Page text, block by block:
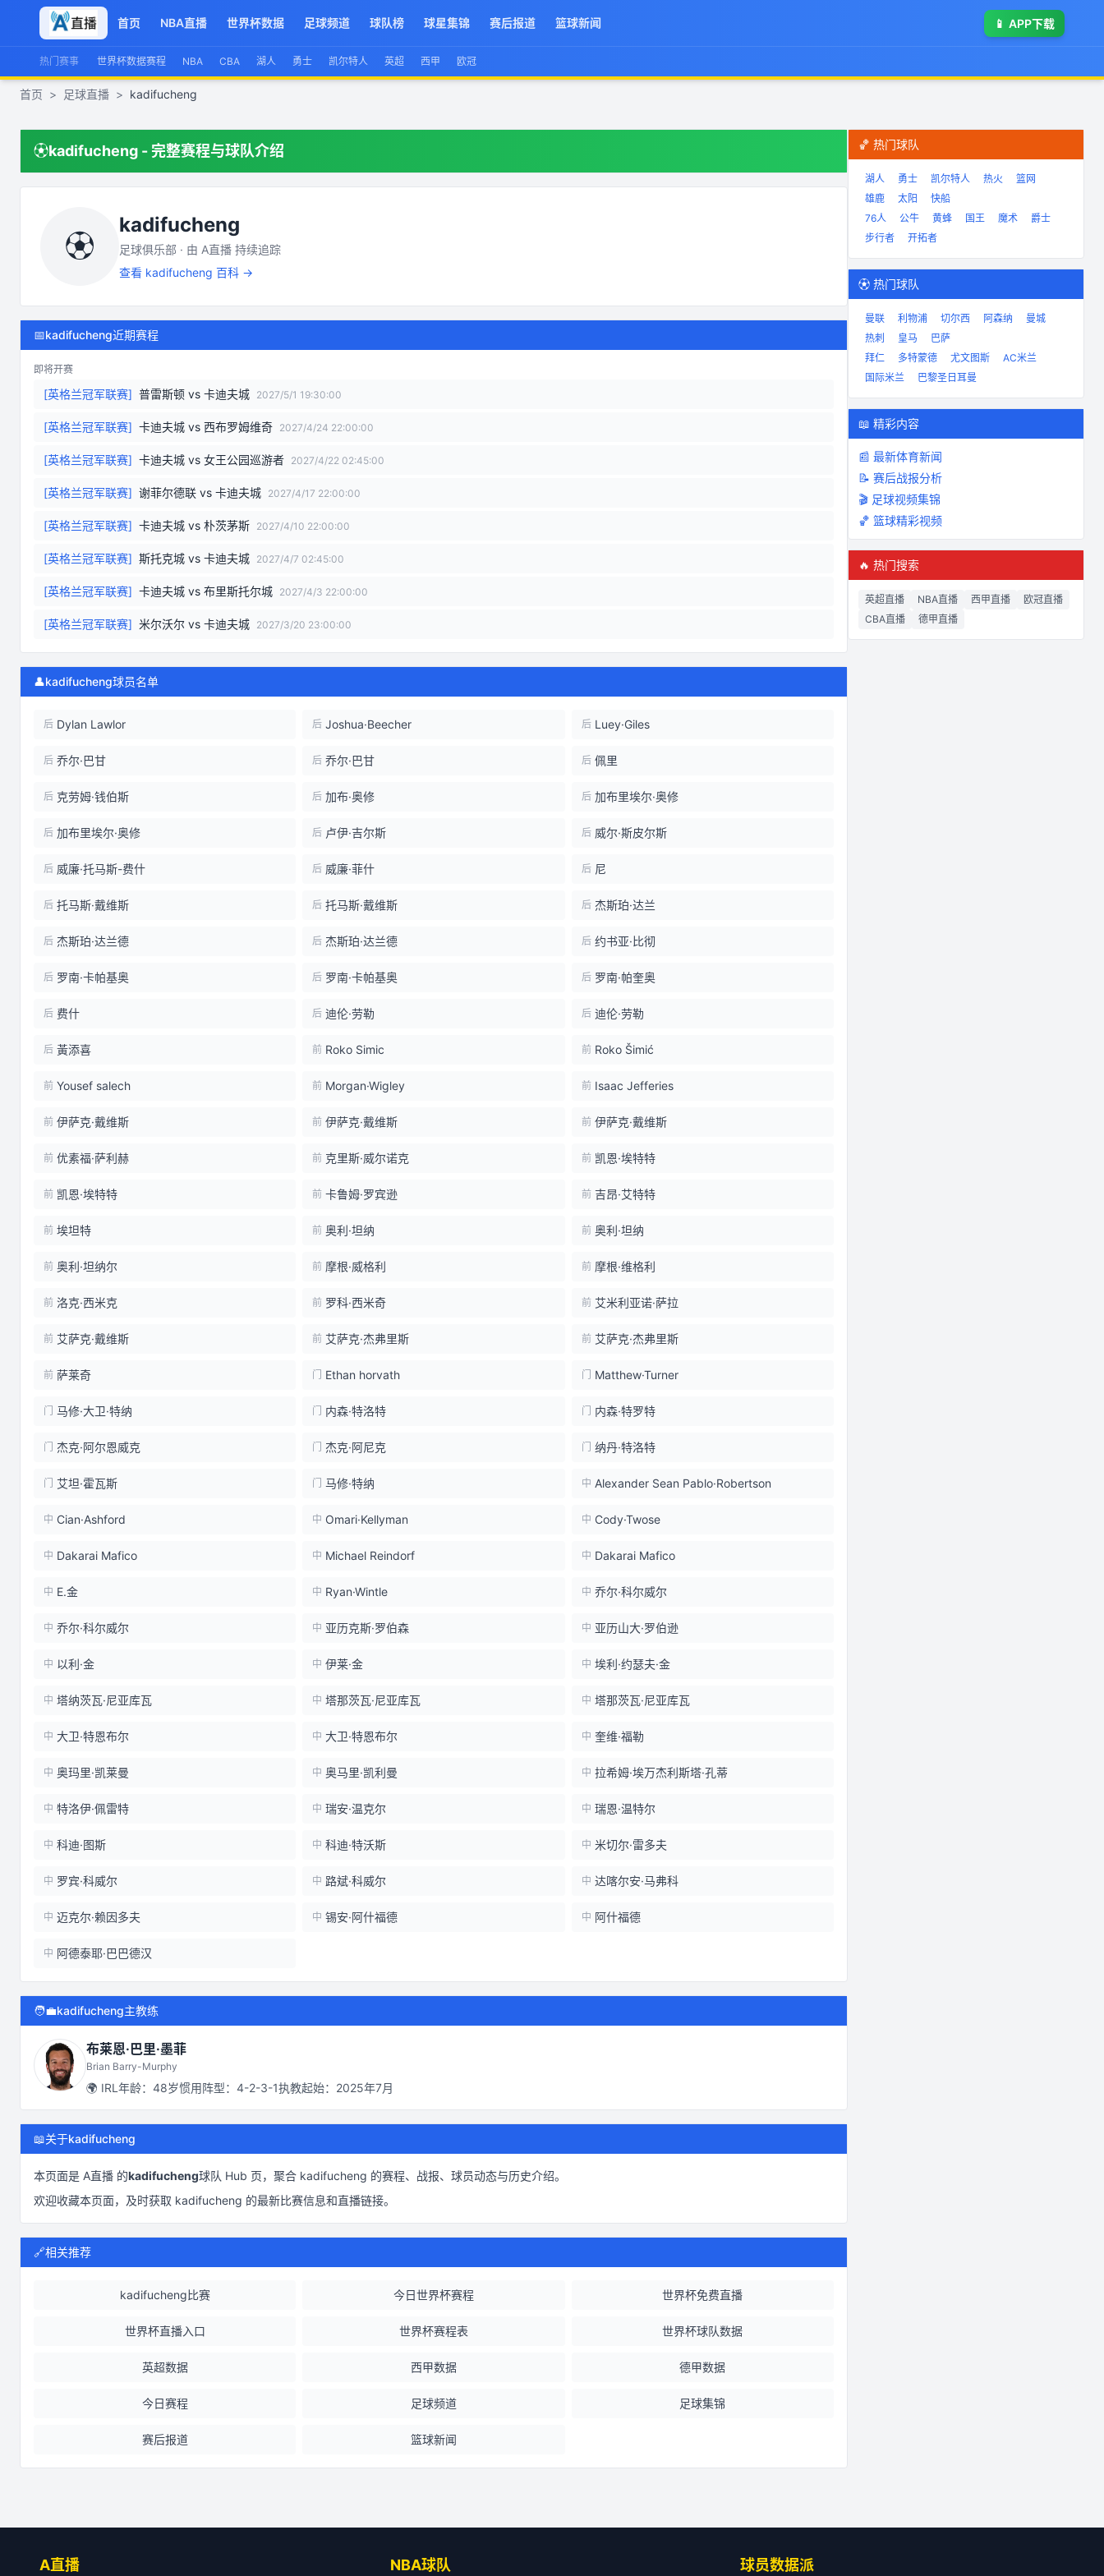
首页 NBA直播 世界杯数据 足球频道 球队榜 球星集锦 赛后报道 篮球新闻 📱 APP下载
热门赛事 世界杯数据赛程 NBA CBA 湖人 勇士 凯尔特人 英超 西甲 欧冠
首页 > 足球直播 > kadifucheng
⚽kadifucheng - 完整赛程与球队介绍
⚽
kadifucheng
足球俱乐部 · 由 A直播 持续追踪
查看 kadifucheng 百科 →
📅kadifucheng近期赛程
即将开赛
[英格兰冠军联赛] 普雷斯顿 vs 卡迪夫城 2027/5/1 19:30:00
[英格兰冠军联赛] 卡迪夫城 vs 西布罗姆维奇 2027/4/24 22:00:00
[英格兰冠军联赛] 卡迪夫城 vs 女王公园巡游者 2027/4/22 02:45:00
[英格兰冠军联赛] 谢菲尔德联 vs 卡迪夫城 2027/4/17 22:00:00
[英格兰冠军联赛] 卡迪夫城 vs 朴茨茅斯 2027/4/10 22:00:00
[英格兰冠军联赛] 斯托克城 vs 卡迪夫城 2027/4/7 02:45:00
[英格兰冠军联赛] 卡迪夫城 vs 布里斯托尔城 2027/4/3 22:00:00
[英格兰冠军联赛] 米尔沃尔 vs 卡迪夫城 2027/3/20 23:00:00
👤kadifucheng球员名单
后 Dylan Lawlor 后 Joshua·Beecher 后 Luey·Giles
后 乔尔·巴甘 后 乔尔·巴甘 后 佩里
后 克劳姆·钱伯斯 后 加布·奥修 后 加布里埃尔·奥修
后 加布里埃尔·奥修 后 卢伊·吉尔斯 后 威尔·斯皮尔斯
后 威廉·托马斯-费什 后 威廉·菲什 后 尼
后 托马斯·戴维斯 后 托马斯·戴维斯 后 杰斯珀·达兰
后 杰斯珀·达兰德 后 杰斯珀·达兰德 后 约书亚·比彻
后 罗南·卡帕基奥 后 罗南·卡帕基奥 后 罗南·帕奎奥
后 费什 后 迪伦·劳勒 后 迪伦·劳勒
后 黃添喜 前 Roko Simic 前 Roko Šimić
前 Yousef salech 前 Morgan·Wigley 前 Isaac Jefferies
前 伊萨克·戴维斯 前 伊萨克·戴维斯 前 伊萨克·戴维斯
前 优素福·萨利赫 前 克里斯·威尔诺克 前 凯恩·埃特特
前 凯恩·埃特特 前 卡鲁姆·罗宾逊 前 吉昂·艾特特
前 埃坦特 前 奥利·坦纳 前 奥利·坦纳
前 奥利·坦纳尔 前 摩根·威格利 前 摩根·维格利
前 洛克·西米克 前 罗科·西米奇 前 艾米利亚诺·萨拉
前 艾萨克·戴维斯 前 艾萨克·杰弗里斯 前 艾萨克·杰弗里斯
前 萨莱奇 门 Ethan horvath 门 Matthew·Turner
门 马修·大卫·特纳 门 内森·特洛特 门 内森·特罗特
门 杰克·阿尔恩威克 门 杰克·阿尼克 门 纳丹·特洛特
门 艾坦·霍瓦斯 门 马修·特纳 中 Alexander Sean Pablo·Robertson
中 Cian·Ashford 中 Omari·Kellyman 中 Cody·Twose
中 Dakarai Mafico 中 Michael Reindorf 中 Dakarai Mafico
中 E.金 中 Ryan·Wintle 中 乔尔·科尔威尔
中 乔尔·科尔威尔 中 亚历克斯·罗伯森 中 亚历山大·罗伯逊
中 以利·金 中 伊莱·金 中 埃利·约瑟夫·金
中 塔纳茨瓦·尼亚库瓦 中 塔那茨瓦·尼亚库瓦 中 塔那茨瓦·尼亚库瓦
中 大卫·特恩布尔 中 大卫·特恩布尔 中 奎维·福勒
中 奥玛里·凯莱曼 中 奥马里·凯利曼 中 拉希姆·埃万杰利斯塔·孔蒂
中 特洛伊·佩雷特 中 瑞安·温克尔 中 瑞恩·温特尔
中 科迪·图斯 中 科迪·特沃斯 中 米切尔·雷多夫
中 罗宾·科威尔 中 路斌·科威尔 中 达喀尔安·马弗科
中 迈克尔·赖因多夫 中 锡安·阿什福德 中 阿什福德
中 阿德泰耶·巴巴德汉
🧑‍💼kadifucheng主教练
布莱恩·巴里·墨菲
Brian Barry-Murphy
🌍 IRL 年龄： 48岁惯用阵型： 4-2-3-1执教起始： 2025年7月
📖关于kadifucheng
本页面是 A直播 的kadifucheng球队 Hub 页，聚合 kadifucheng 的赛程、战报、球员动态与历史介绍。
欢迎收藏本页面，及时获取 kadifucheng 的最新比赛信息和直播链接。
🔗相关推荐
kadifucheng比赛 今日世界杯赛程 世界杯免费直播
世界杯直播入口 世界杯赛程表 世界杯球队数据
英超数据 西甲数据 德甲数据
今日赛程 足球频道 足球集锦
赛后报道 篮球新闻
🏀 热门球队
湖人 勇士 凯尔特人 热火
篮网
雄鹿
太阳
快船
76人
公牛 黄蜂 国王 魔术
爵士
步行者
开拓者
⚽ 热门球队
曼联 利物浦 切尔西 阿森纳
曼城
热刺
皇马
巴萨
拜仁
多特蒙德 尤文图斯
AC米兰
国际米兰
巴黎圣日耳曼
📖 精彩内容
📰 最新体育新闻
📝 赛后战报分析
🎬 足球视频集锦
🏀 篮球精彩视频
🔥 热门搜索
英超直播 NBA直播 西甲直播
欧冠直播
CBA直播
德甲直播
A直播 NBA球队 球员数据派